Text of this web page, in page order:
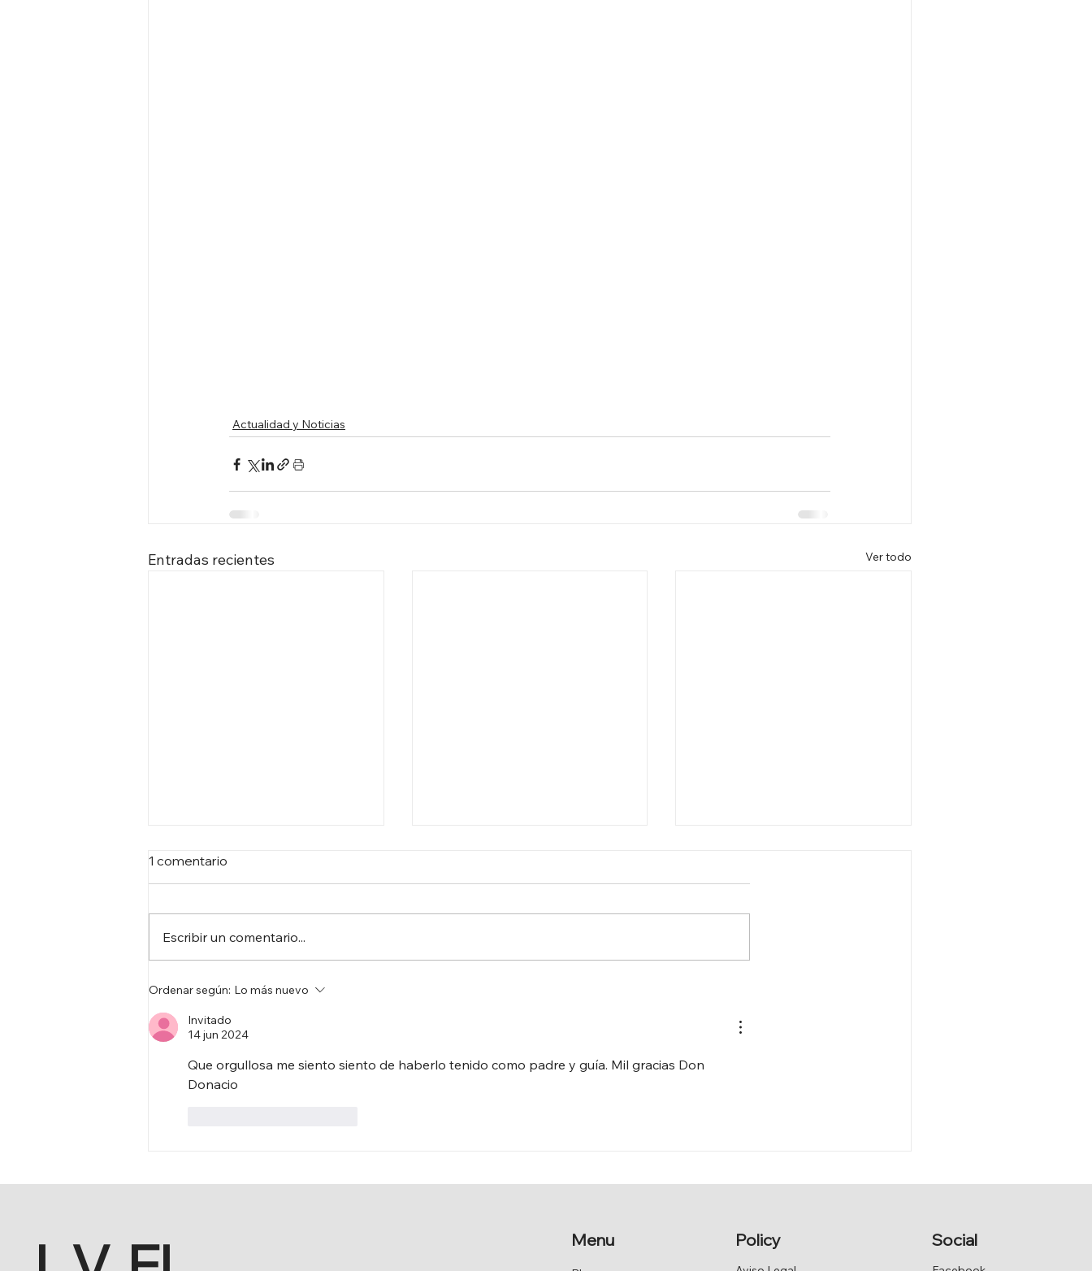
Actualidad y Noticias
Entradas recientes Ver todo
RENOVACIÓN DE
FRONTERA
HISTÓRICO
1 comentario
Escribir un comentario...
Ordenar según: Lo más nuevo
Invitado
14 jun 2024
Que orgullosa me siento siento de haberlo tenido como padre y guía. Mil gracias Don
Donacio
Social
Policy
Menu